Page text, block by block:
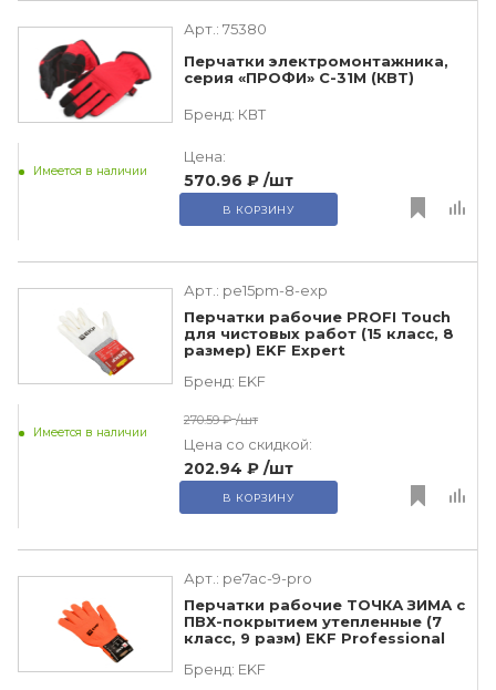
Арт.: 75380
Перчатки электромонтажника,
серия «ПРОФИ» С-31M (КВТ)
Бренд: КВТ
Имеется в наличии
Цена:
570.96 ₽ /шт
В КОРЗИНУ
Арт.: pe15pm-8-exp
Перчатки рабочие PROFI Touch
для чистовых работ (15 класс, 8
размер) EKF Expert
Бренд: EKF
Имеется в наличии
270.59 ₽ /шт
Цена со скидкой:
202.94 ₽ /шт
В КОРЗИНУ
Арт.: pe7ac-9-pro
Перчатки рабочие ТОЧКА ЗИМА с
ПВХ-покрытием утепленные (7
класс, 9 разм) EKF Professional
Бренд: EKF